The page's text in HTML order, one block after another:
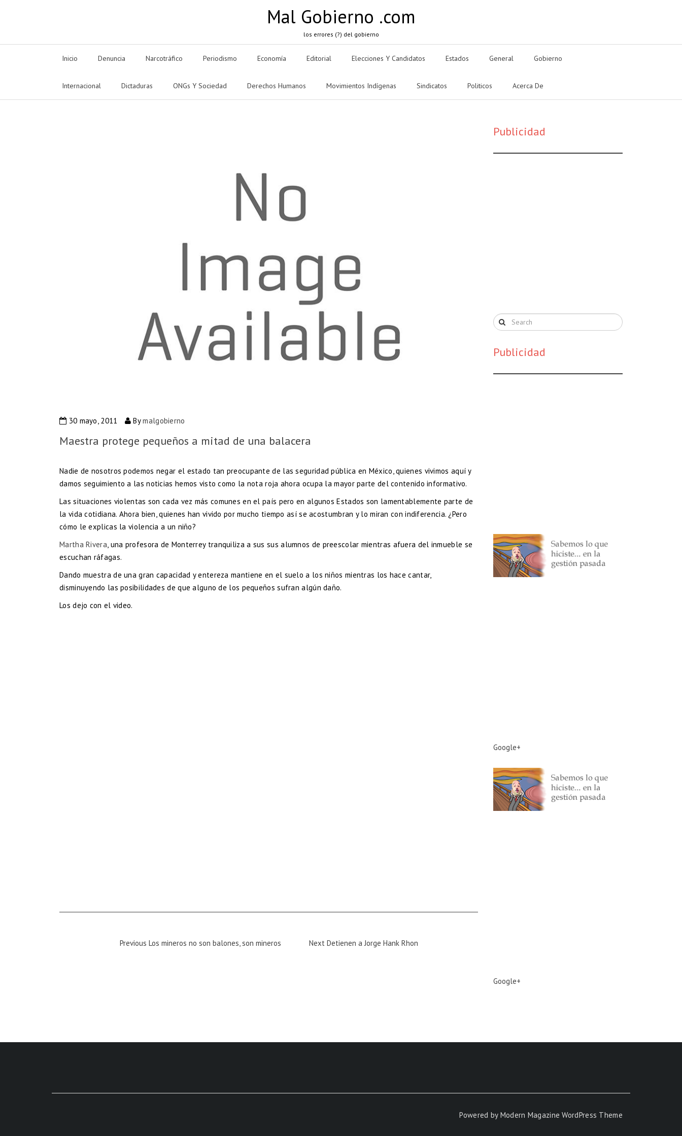
Mal Gobierno .com
los errores (?) del gobierno
Inicio Denuncia Narcotráfico Periodismo Economía Editorial Elecciones Y Candidatos Estados General Gobierno
Internacional Dictaduras ONGs Y Sociedad Derechos Humanos Movimientos Indígenas Sindicatos Politicos Acerca De
30 mayo, 2011 Bymalgobierno
Maestra protege pequeños a mitad de una balacera
Nadie de nosotros podemos negar el estado tan preocupante de las seguridad pública en México, quienes vivimos aquí y
damos seguimiento a las noticias hemos visto como la nota roja ahora ocupa la mayor parte del contenido informativo.
Las situaciones violentas son cada vez más comunes en el país pero en algunos Estados son lamentablemente parte de
la vida cotidiana. Ahora bien, quienes han vivido por mucho tiempo así se acostumbran y lo miran con indiferencia. ¿Pero
cómo le explicas la violencia a un niño?
Martha Rivera, una profesora de Monterrey tranquiliza a sus sus alumnos de preescolar mientras afuera del inmueble se
escuchan ráfagas.
Dando muestra de una gran capacidad y entereza mantiene en el suelo a los niños mientras los hace cantar,
disminuyendo las posibilidades de que alguno de los pequeños sufran algún daño.
Los dejo con el video.
Previous
Previous Los mineros no son balones, son mineros
Next
Next Detienen a Jorge Hank Rhon
Publicidad
Publicidad
Google+
Google+
Powered by Modern Magazine WordPress Theme